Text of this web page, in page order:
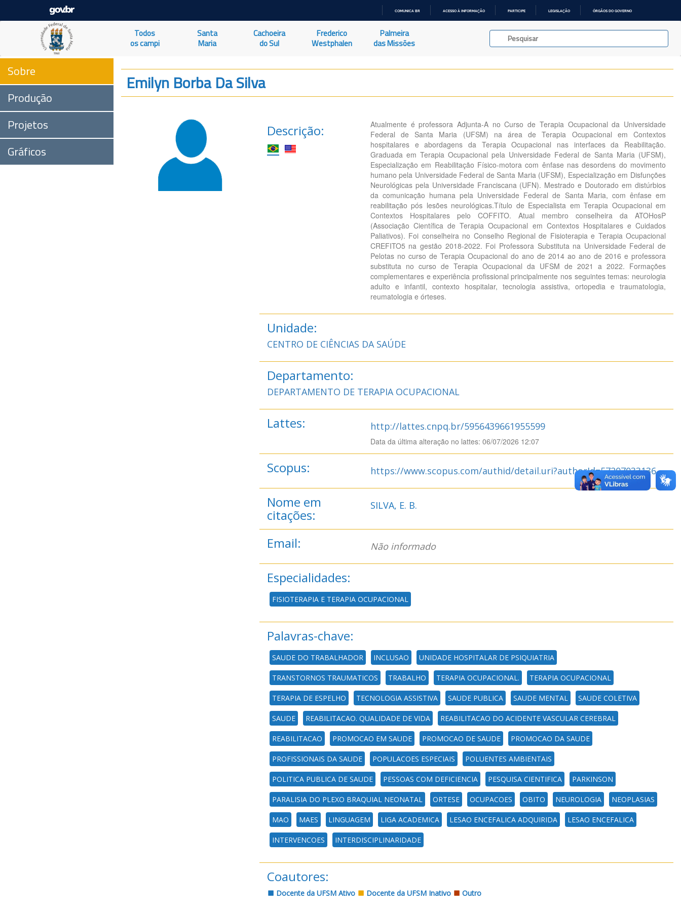
O
COMUNICA BR ACESSO À INFORMAÇÃO PARTICIPE LEGISLAÇÃO ÓRGÃOS DO GOVERNO
Todos
os campi
Santa
Maria
Cachoeira
do Sul
Frederico
Westphalen
Palmeira
das Missões
Sobre
Produção
Projetos
Gráficos
Emilyn Borba Da Silva
Descrição:
Atualmente é professora Adjunta-A no Curso de Terapia Ocupacional da Universidade
Federal de Santa Maria (UFSM) na área de Terapia Ocupacional em Contextos
hospitalares e abordagens da Terapia Ocupacional nas interfaces da Reabilitação.
Graduada em Terapia Ocupacional pela Universidade Federal de Santa Maria (UFSM),
Especialização em Reabilitação Físico-motora com ênfase nas desordens do movimento
humano pela Universidade Federal de Santa Maria (UFSM), Especialização em Disfunções
Neurológicas pela Universidade Franciscana (UFN). Mestrado e Doutorado em distúrbios
da comunicação humana pela Universidade Federal de Santa Maria, com ênfase em
reabilitação pós lesões neurológicas.Título de Especialista em Terapia Ocupacional em
Contextos Hospitalares pelo COFFITO. Atual membro conselheira da ATOHosP
(Associação Científica de Terapia Ocupacional em Contextos Hospitalares e Cuidados
Paliativos). Foi conselheira no Conselho Regional de Fisioterapia e Terapia Ocupacional
CREFITO5 na gestão 2018-2022. Foi Professora Substituta na Universidade Federal de
Pelotas no curso de Terapia Ocupacional do ano de 2014 ao ano de 2016 e professora
substituta no curso de Terapia Ocupacional da UFSM de 2021 a 2022. Formações
complementares e experiência profissional principalmente nos seguintes temas: neurologia
adulto e infantil, contexto hospitalar, tecnologia assistiva, ortopedia e traumatologia,
reumatologia e órteses.
Unidade:
CENTRO DE CIÊNCIAS DA SAÚDE
Departamento:
DEPARTAMENTO DE TERAPIA OCUPACIONAL
Lattes: http://lattes.cnpq.br/5956439661955599
Data da última alteração no lattes: 06/07/2026 12:07
Scopus: https://www.scopus.com/authid/detail.uri?authorId=57207033136
Nome em
citações:
SILVA, E. B.
Email: Não informado
Especialidades:
FISIOTERAPIA E TERAPIA OCUPACIONAL
Palavras-chave:
SAUDE DO TRABALHADOR INCLUSAO UNIDADE HOSPITALAR DE PSIQUIATRIA
TRANSTORNOS TRAUMATICOS TRABALHO TERAPIA OCUPACIONAL. TERAPIA OCUPACIONAL
TERAPIA DE ESPELHO TECNOLOGIA ASSISTIVA SAUDE PUBLICA SAUDE MENTAL SAUDE COLETIVA
SAUDE REABILITACAO. QUALIDADE DE VIDA REABILITACAO DO ACIDENTE VASCULAR CEREBRAL
REABILITACAO PROMOCAO EM SAUDE PROMOCAO DE SAUDE PROMOCAO DA SAUDE
PROFISSIONAIS DA SAUDE POPULACOES ESPECIAIS POLUENTES AMBIENTAIS
POLITICA PUBLICA DE SAUDE PESSOAS COM DEFICIENCIA PESQUISA CIENTIFICA PARKINSON
PARALISIA DO PLEXO BRAQUIAL NEONATAL ORTESE OCUPACOES OBITO NEUROLOGIA NEOPLASIAS
MAO MAES LINGUAGEM LIGA ACADEMICA LESAO ENCEFALICA ADQUIRIDA LESAO ENCEFALICA
INTERVENCOES INTERDISCIPLINARIDADE
Coautores:
Docente da UFSM Ativo Docente da UFSM Inativo Outro